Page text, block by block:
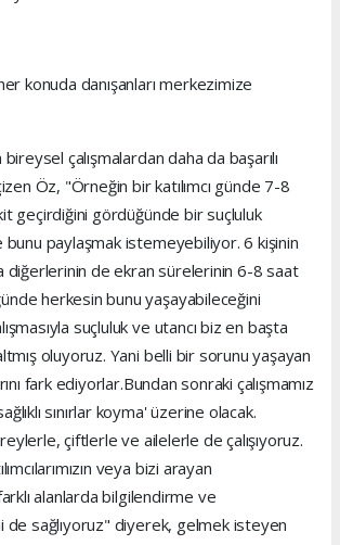
konuda danışanları merkezimize
bireysel çalışmalardan daha da başarılı
Öz, "Örneğin bir katılımcı günde 7-8
geçirdiğini gördüğünde bir suçluluk
paylaşmak istemeyebiliyor. 6 kişinin
diğerlerinin de ekran sürelerinin 6-8 saat
herkesin bunu yaşayabileceğini
suçluluk ve utancı biz en başta
oluyoruz. Yani belli bir sorunu yaşayan
fark ediyorlar.Bundan sonraki çalışmamız
sınırlar koyma' üzerine olacak.
çiftlerle ve ailelerle de çalışıyoruz.
veya bizi arayan
farklı alanlarda bilgilendirme ve
de sağlıyoruz" diyerek, gelmek isteyen